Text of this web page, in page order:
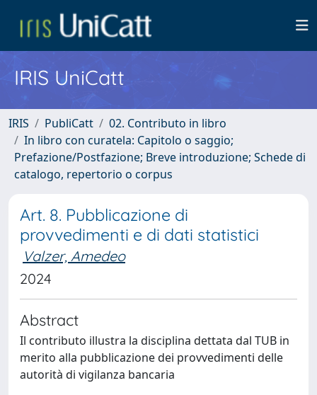
IRIS UniCatt
IRIS PubliCatt
02. Contributo in libro
In libro con curatela: Capitolo o saggio;
Prefazione/Postfazione; Breve introduzione; Schede di
catalogo, repertorio o corpus
Art. 8. Pubblicazione di
provvedimenti e di dati statistici
Valzer, Amedeo
2024
Abstract
Il contributo illustra la disciplina dettata dal TUB in
merito alla pubblicazione dei provvedimenti delle
autorità di vigilanza bancaria